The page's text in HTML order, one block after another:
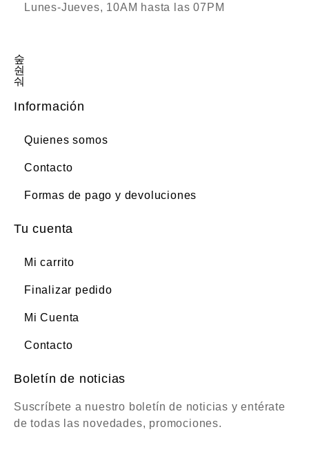
Lunes-Jueves, 10AM hasta las 07PM
Información
Quienes somos
Contacto
Formas de pago y devoluciones
Tu cuenta
Mi carrito
Finalizar pedido
Mi Cuenta
Contacto
Boletín de noticias
Suscríbete a nuestro boletín de noticias y entérate
de todas las novedades, promociones.